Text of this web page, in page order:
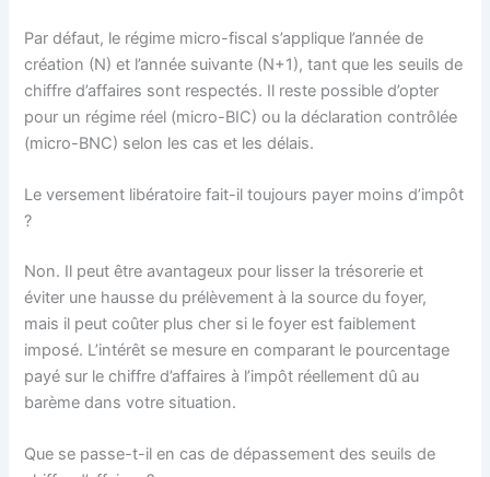
Par défaut, le régime micro-fiscal s’applique l’année de
création (N) et l’année suivante (N+1), tant que les seuils de
chiffre d’affaires sont respectés. Il reste possible d’opter
pour un régime réel (micro-BIC) ou la déclaration contrôlée
(micro-BNC) selon les cas et les délais.
Le versement libératoire fait-il toujours payer moins d’impôt
?
Non. Il peut être avantageux pour lisser la trésorerie et
éviter une hausse du prélèvement à la source du foyer,
mais il peut coûter plus cher si le foyer est faiblement
imposé. L’intérêt se mesure en comparant le pourcentage
payé sur le chiffre d’affaires à l’impôt réellement dû au
barème dans votre situation.
Que se passe-t-il en cas de dépassement des seuils de